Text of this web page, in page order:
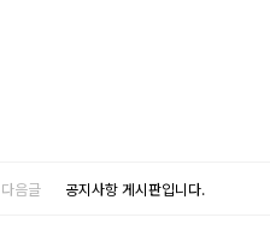
다음글 공지사항 게시판입니다.